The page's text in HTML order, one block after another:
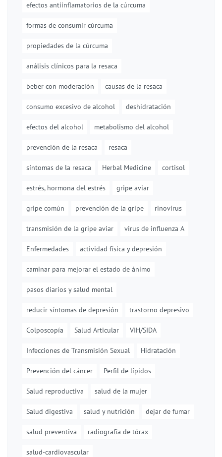
efectos antiinflamatorios de la cúrcuma
formas de consumir cúrcuma
propiedades de la cúrcuma
análisis clínicos para la resaca
beber con moderación causas de la resaca
consumo excesivo de alcohol deshidratación
efectos del alcohol metabolismo del alcohol
prevención de la resaca resaca
síntomas de la resaca Herbal Medicine cortisol
estrés, hormona del estrés gripe aviar
gripe común prevención de la gripe rinovirus
transmisión de la gripe aviar virus de influenza A
Enfermedades actividad física y depresión
caminar para mejorar el estado de ánimo
pasos diarios y salud mental
reducir síntomas de depresión trastorno depresivo
Colposcopía Salud Articular VIH/SIDA
Infecciones de Transmisión Sexual Hidratación
Prevención del cáncer Perfil de lípidos
Salud reproductiva salud de la mujer
Salud digestiva salud y nutrición dejar de fumar
salud preventiva radiografía de tórax
salud-cardiovascular